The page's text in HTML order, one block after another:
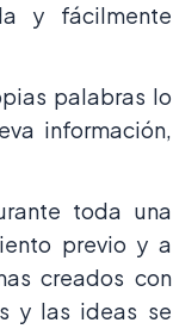
y fácilmente
palabras lo
información,
toda una
previo y a
creados con
y las ideas se